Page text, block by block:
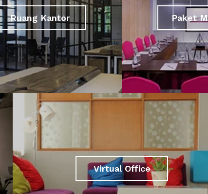
Ruang Kantor Paket
Virtual Office